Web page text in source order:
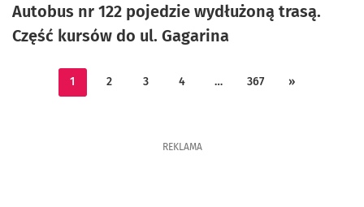
Autobus nr 122 pojedzie wydłużoną trasą.
Część kursów do ul. Gagarina
1 2 3 4 … 367 »
REKLAMA